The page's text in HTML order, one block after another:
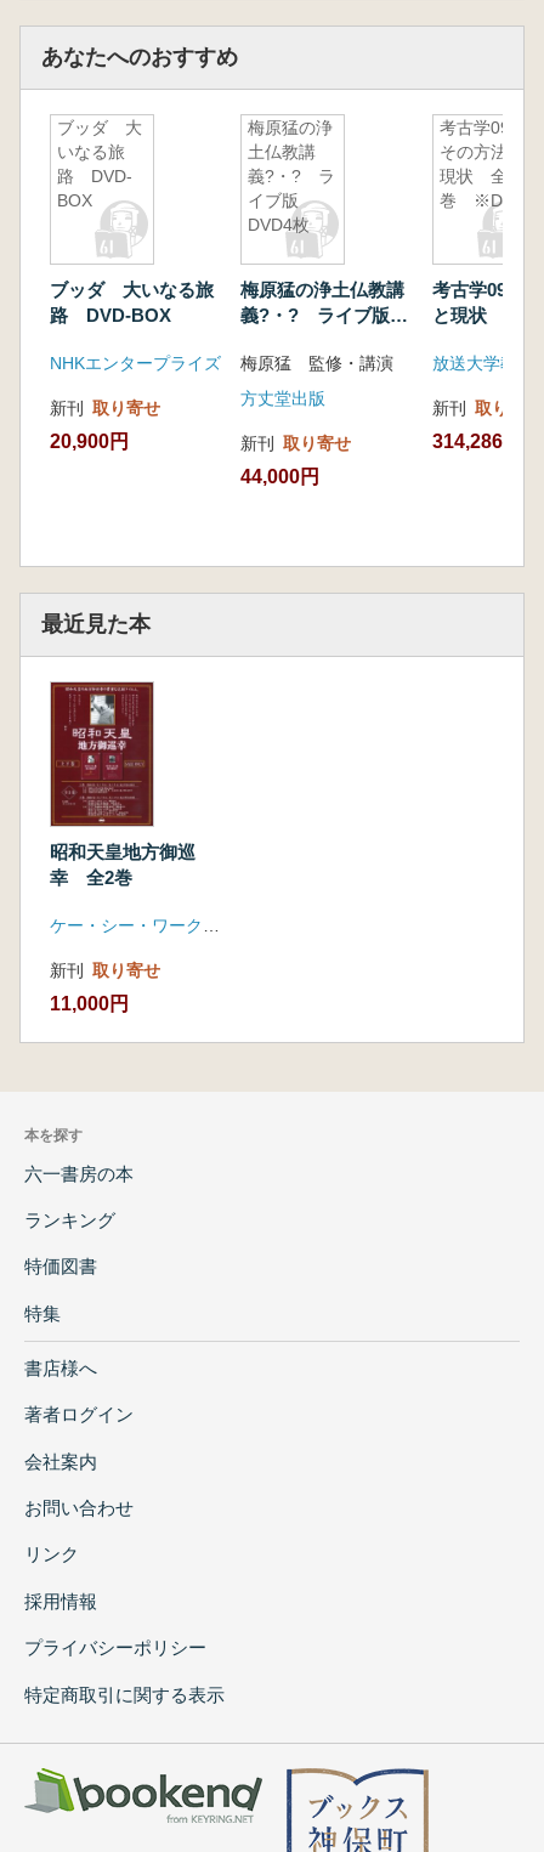
あなたへのおすすめ
ブッダ 大
いなる旅
路 DVD-
BOX
ブッダ 大いなる旅
路 DVD-BOX
NHKエンタープライズ
新刊 取り寄せ
20,900円
梅原猛の浄
土仏教講
義?・? ラ
イブ版
DVD4枚
梅原猛の浄土仏教講
義?・? ライブ版
梅原猛 監修・講演
方丈堂出版
新刊 取り寄せ
44,000円
考古学09
その方法と
現状 全15
巻 ※DVD
考古学09 そ
と現状 全
新刊 取り寄せ
314,286円
最近見た本
昭和天皇地方御巡
幸 全2巻
新刊 取り寄せ
11,000円
本を探す
六一書房の本
ランキング
特価図書
特集
書店様へ
著者ログイン
会社案内
お問い合わせ
リンク
採用情報
プライバシーポリシー
特定商取引に関する表示